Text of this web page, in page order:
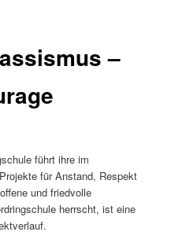
–
führt ihre im
für Anstand, Respekt
und friedvolle
herrscht, ist eine